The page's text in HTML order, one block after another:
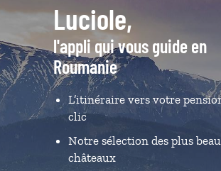
Luciole,
l'appli qui vous guide en
Roumanie
L’itinéraire vers votre
clic
Notre sélection des plus
châteaux